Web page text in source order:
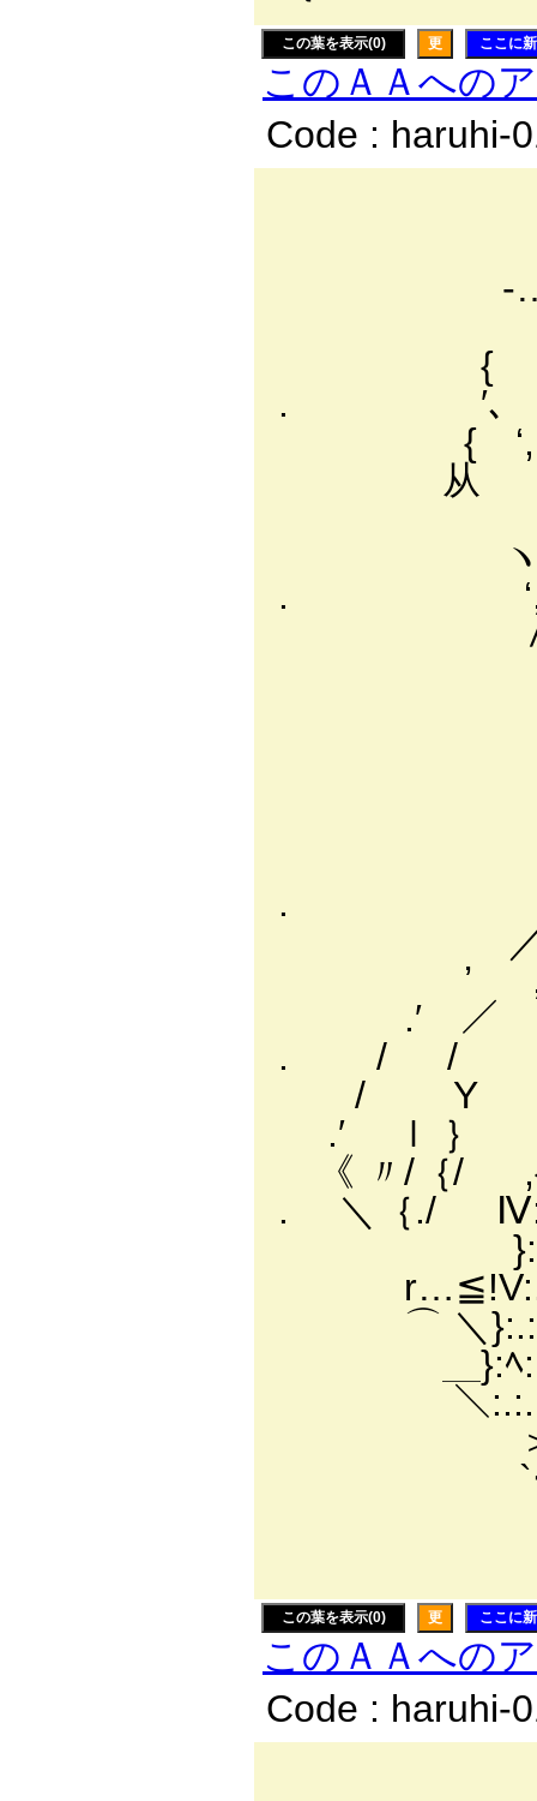
この葉を表示(0) 更 ここに
このＡＡへの
Code : haruhi-
-
{
. ′､
{ ‘,
从
ヽ
. ‘,
∧ ‘,
. ／ ヽ
／
’ , -く
.′
. / / /
/ Y
.′ ｌ ｝
《 〃/｛/
. ＼｛./
}:.:.;.:.ｲ
⌒ ＼
＿}:ﾍ
＼
＞-:.:.:.:.
`ーャ:.:.
この葉を表示(0) 更 ここに
このＡＡへの
Code : haruhi-